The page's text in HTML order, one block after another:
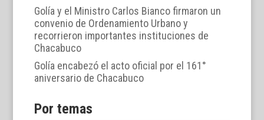
Golía y el Ministro Carlos Bianco firmaron un
convenio de Ordenamiento Urbano y
recorrieron importantes instituciones de
Chacabuco
Golía encabezó el acto oficial por el 161°
aniversario de Chacabuco
Por temas